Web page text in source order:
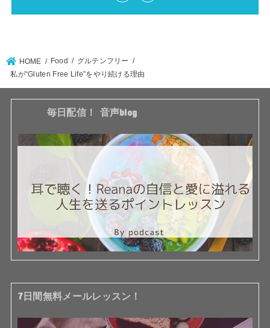
HOME Food
グルテンフリー
私が“Gluten Free Life”をやり続ける理由
毎日配信！ 音声blog
7日間無料メールレッスン！